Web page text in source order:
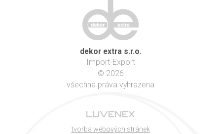
dekor extra s.r.o.
Import-Export
© 2026
všechna práva vyhrazena
tvorba webových stránek